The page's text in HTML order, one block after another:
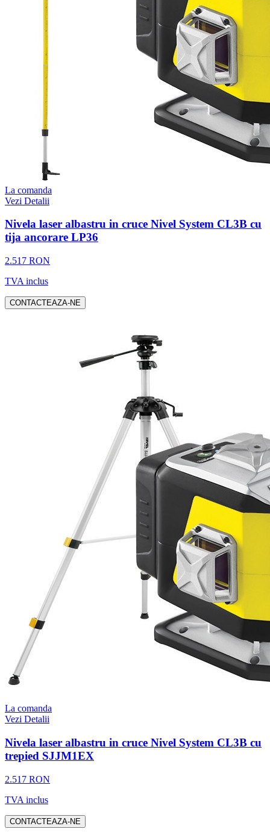
La comanda
Vezi Detalii
Nivela laser albastru in cruce Nivel System CL3B cu
tija ancorare LP36
2.517 RON
TVA inclus
CONTACTEAZA-NE
La comanda
Vezi Detalii
Nivela laser albastru in cruce Nivel System CL3B cu
trepied SJJM1EX
2.517 RON
TVA inclus
CONTACTEAZA-NE